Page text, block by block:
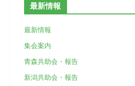
最新情報
最新情報
集会案内
青森共助会・報告
新潟共助会・報告